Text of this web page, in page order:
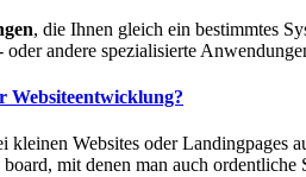
, die Ihnen gleich ein bestimmtes
andere spezialisierte
Websiteentwicklung?
kleinen Websites oder
mit denen man auch ordentliche